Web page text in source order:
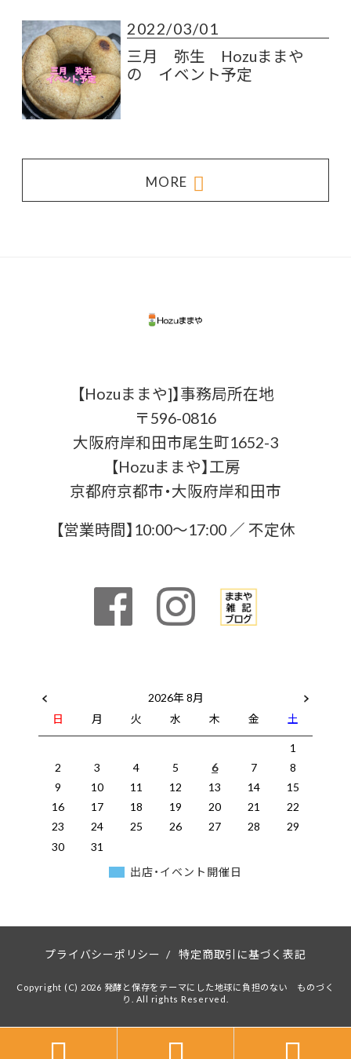
2022/03/01
三月 弥生 Hozuままや
の イベント予定
MORE
【Hozuままや]】事務局所在地
〒596-0816
大阪府岸和田市尾生町1652-3
【Hozuままや】工房
京都府京都市・大阪府岸和田市
【営業時間】10:00〜17:00 ／ 不定休
2026年 8月
日
月 火 水 木 金
土
1
2
3 4 5 6 7
8
9
10 11 12 13 14
15
16
17 18 19 20 21
22
23
24 25 26 27 28
29
30
31
出店・イベント開催日
プライバシーポリシー / 特定商取引に基づく表記
Copyright (C) 2026 発酵と保存をテーマにした地球に負担のない ものづく
り. All rights Reserved.